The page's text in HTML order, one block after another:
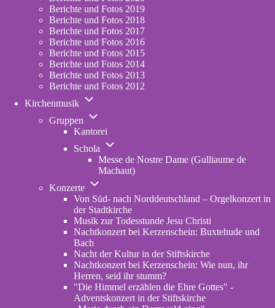
Berichte und Fotos 2019
Berichte und Fotos 2018
Berichte und Fotos 2017
Berichte und Fotos 2016
Berichte und Fotos 2015
Berichte und Fotos 2014
Berichte und Fotos 2013
Berichte und Fotos 2012
Kirchenmusik
Unternavigation
Kirchenmusik
Gruppen
Unternavigation
Gruppen
Kantorei
Schola
Unternavigation
Schola
Messe de Nostre Dame (Gulliaume de
Machaut)
Konzerte
Unternavigation
Konzerte
Von Süd- nach Norddeutschland – Orgelkonzert in
der Stadtkirche
Musik zur Todesstunde Jesu Christi
Nachtkonzert bei Kerzenschein: Buxtehude und
Bach
Nacht der Kultur in der Stiftskirche
Nachtkonzert bei Kerzenschein: Wie nun, ihr
Herren, seid ihr stumm?
"Die Himmel erzählen die Ehre Gottes" -
Adventskonzert in der Stiftskirche